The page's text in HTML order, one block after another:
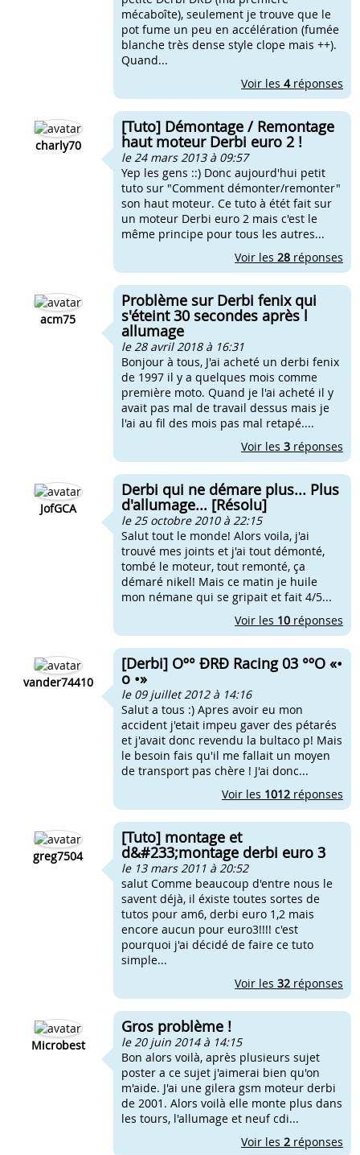
mécaboîte), seulement je trouve que le
pot fume un peu en accélération (fumée
blanche très dense style clope mais ++).
Quand...
Voir les 4réponses
charly70
[Tuto] Démontage / Remontage
haut moteur Derbi euro 2 !
le 24 mars 2013 à 09:57
Yep les gens ::) Donc aujourd'hui petit
tuto sur "Comment démonter/remonter"
son haut moteur. Ce tuto à étét fait sur
un moteur Derbi euro 2 mais c'est le
même principe pour tous les autres...
Voir les 28 réponses
acm75
Problème sur Derbi fenix qui
s'éteint 30 secondes après l
allumage
le 28 avril 2018 à 16:31
Bonjour à tous, J'ai acheté un derbi fenix
de 1997 il y a quelques mois comme
première moto. Quand je l'ai acheté il y
avait pas mal de travail dessus mais je
l'ai au fil des mois pas mal retapé....
Voir les 3 réponses
JofGCA
Derbi qui ne démare plus... Plus
d'allumage... [Résolu]
le 25 octobre 2010 à 22:15
Salut tout le monde! Alors voila, j'ai
trouvé mes joints et j'ai tout démonté,
tombé le moteur, tout remonté, ça
démaré nikel! Mais ce matin je huile
mon némane qui se gripait et fait 4/5...
Voir les 10 réponses
vander74410
[Derbi] Oº° ÐRÐ Racing 03 °ºO «•
o •»
le 09 juillet 2012 à 14:16
Salut a tous :) Apres avoir eu mon
accident j'etait impeu gaver des pétarés
et j'avait donc revendu la bultaco p! Mais
le besoin fais qu'il me fallait un moyen
de transport pas chère ! J'ai donc...
Voir les 1012 réponses
greg7504
[Tuto] montage et
d&#233;montage derbi euro 3
le 13 mars 2011 à 20:52
salut Comme beaucoup d'entre nous le
savent déjà, il éxiste toutes sortes de
tutos pour am6, derbi euro 1,2 mais
encore aucun pour euro3!!!! c'est
pourquoi j'ai décidé de faire ce tuto
simple...
Voir les 32 réponses
Microbest
Gros problème !
le 20 juin 2014 à 14:15
Bon alors voilà, après plusieurs sujet
poster a ce sujet j'aimerai bien qu'on
m'aide. J'ai une gilera gsm moteur derbi
de 2001. Alors voilà elle monte plus dans
les tours, l'allumage et neuf cdi...
Voir les 2 réponses